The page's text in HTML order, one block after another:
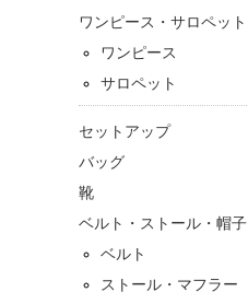
ワンピース・サロペット
ワンピース
サロペット
セットアップ
バッグ
靴
ベルト・ストール・帽子
ベルト
ストール・マフラー